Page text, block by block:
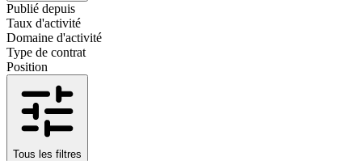
Publié depuis
Taux d'activité
Domaine d'activité
Type de contrat
Position
Tous les filtres